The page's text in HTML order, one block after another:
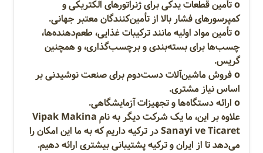
o تأمین قطعات یدکی برای ژنراتورهای الکتریکی و
کمپرسورهای فشار بالا از تأمین‌کنندگان معتبر جهانی.
o تأمین مواد اولیه مانند ترکیبات غذایی، طعم‌دهنده‌ها،
چسب‌ها برای بسته‌بندی و برچسب‌گذاری، و همچنین
گریس.
o فروش ماشین‌آلات دست‌دوم برای صنعت نوشیدنی بر
اساس نیاز مشتری.
o ارائه دستگاه‌ها و تجهیزات آزمایشگاهی.
علاوه بر این، ما یک شرکت دیگر به نام Vipak Makina
Sanayi ve Ticaret در ترکیه داریم که به ما این امکان را
می‌دهد تا از ایران و ترکیه پشتیبانی بیشتری ارائه دهیم.